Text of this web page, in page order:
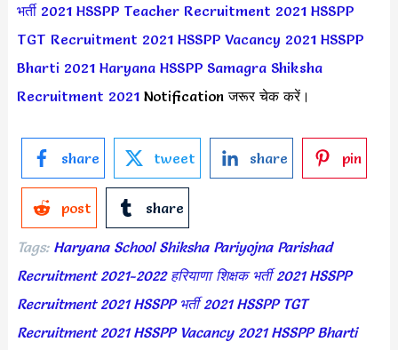
भर्ती 2021 HSSPP Teacher Recruitment 2021 HSSPP
TGT Recruitment 2021 HSSPP Vacancy 2021 HSSPP
Bharti 2021 Haryana HSSPP Samagra Shiksha
Recruitment 2021Notification जरूर चेक करें।
share tweet share pin
post share
Tags: Haryana School Shiksha Pariyojna Parishad
Recruitment 2021-2022 हरियाणा शिक्षक भर्ती 2021 HSSPP
Recruitment 2021 HSSPP भर्ती 2021 HSSPP TGT
Recruitment 2021 HSSPP Vacancy 2021 HSSPP Bharti